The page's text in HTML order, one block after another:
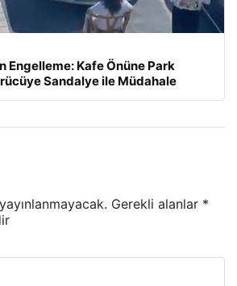
Engelleme: Kafe Önüne Park
Sandalye ile Müdahale
Gerekli alanlar *